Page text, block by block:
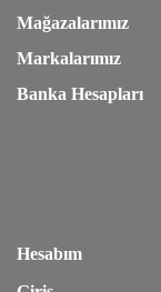
Mağazalarımız
Markalarımız
Banka Hesapları
Hesabım